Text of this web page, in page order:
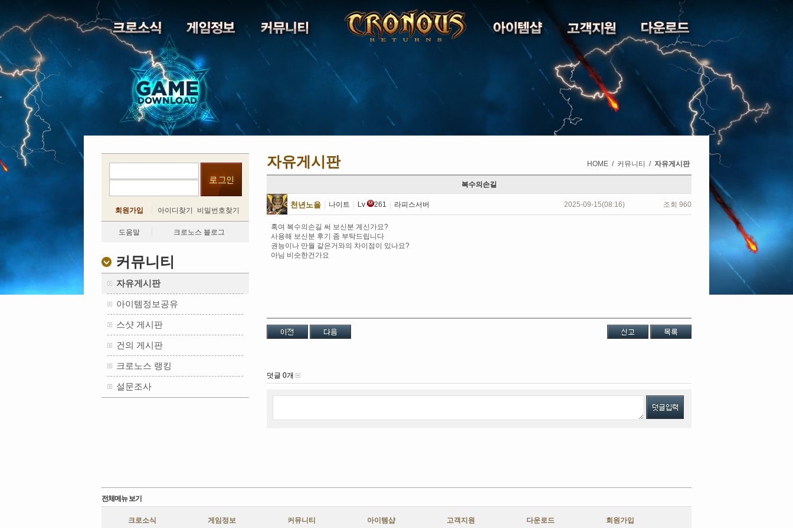
회원가입 아이디찾기 비밀번호찾기
도움말 크로노스 블로그
커뮤니티
자유게시판
아이템정보공유
스샷 게시판
건의 게시판
크로노스 랭킹
설문조사
자유게시판 HOME / 커뮤니티 / 자유게시판
복수의손길
천년노을 나이트 Lv 261 라피스서버 2025-09-15(08:16) 조회 960
혹여 복수의손길 써 보신분 계신가요?
사용해 보신분 후기 좀 부탁드립니다
권능이나 만월 같은거와의 차이점이 있나요?
아님 비슷한건가요
덧글 0개
전체메뉴 보기
크로소식 게임정보 커뮤니티 아이템샵 고객지원 다운로드 회원가입